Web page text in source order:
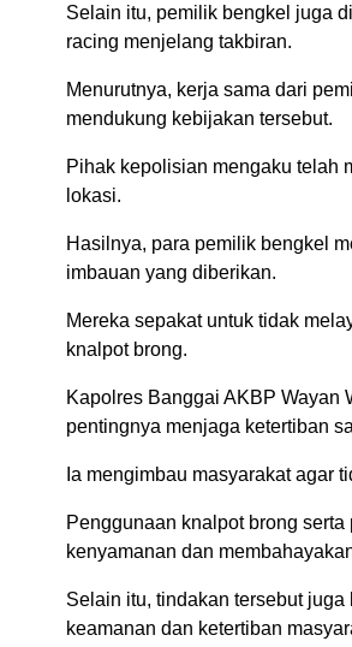
Selain itu, pemilik bengkel juga
racing menjelang takbiran.
Menurutnya, kerja sama dari
mendukung kebijakan tersebut.
Pihak kepolisian mengaku telah
lokasi.
Hasilnya, para pemilik bengkel
imbauan yang diberikan.
Mereka sepakat untuk tidak
knalpot brong.
Kapolres Banggai AKBP Wayan
pentingnya menjaga ketertiban
Ia mengimbau masyarakat agar
Penggunaan knalpot brong
kenyamanan dan
Selain itu, tindakan tersebut
keamanan dan ketertiban